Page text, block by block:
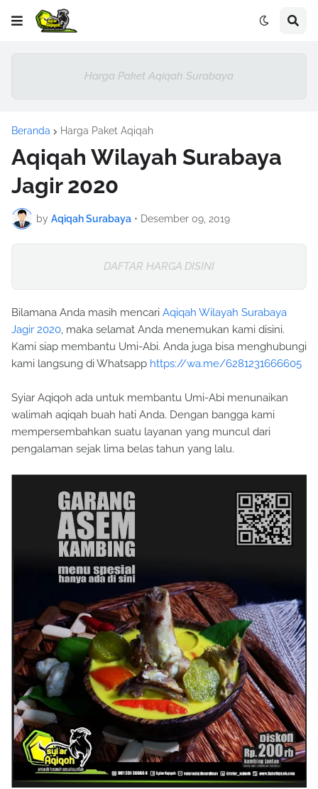
Harga Paket Aqiqah Surabaya
Beranda Harga Paket Aqiqah
Aqiqah Wilayah Surabaya
Jagir 2020
by Aqiqah Surabaya • Desember 09, 2019
DAFTAR HARGA DISINI
Bilamana Anda masih mencari Aqiqah Wilayah Surabaya
Jagir 2020, maka selamat Anda menemukan kami disini.
Kami siap membantu Umi-Abi. Anda juga bisa menghubungi
kami langsung di Whatsapp https://wa.me/6281231666605
Syiar Aqiqoh ada untuk membantu Umi-Abi menunaikan
walimah aqiqah buah hati Anda. Dengan bangga kami
mempersembahkan suatu layanan yang muncul dari
pengalaman sejak lima belas tahun yang lalu.